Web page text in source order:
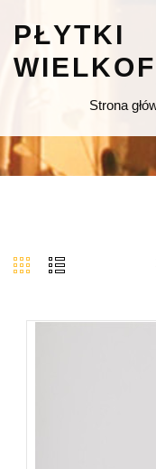
PŁYTKI
Strona